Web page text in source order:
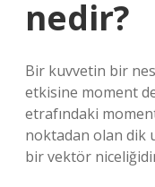
nedir?
Bir kuvvetin bir
etkisine moment
etrafındaki
noktadan olan dik
bir vektör